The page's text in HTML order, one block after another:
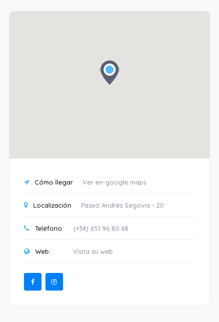
Cómo llegar Ver en google maps
Localización Paseo Andrés Segovia - 20
Teléfono: (+34) 651 96 80 68
Web: Visita su web